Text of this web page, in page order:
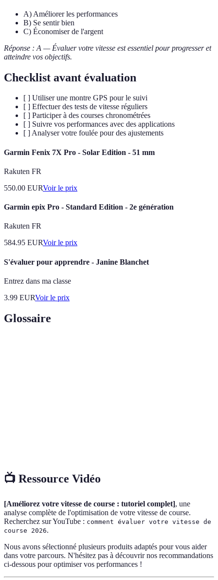
A) Améliorer les performances
B) Se sentir bien
C) Économiser de l'argent
Réponse : A — Évaluer votre vitesse est essentiel pour progresser et
atteindre vos objectifs.
Checklist avant évaluation
[ ] Utiliser une montre GPS pour le suivi
[ ] Effectuer des tests de vitesse réguliers
[ ] Participer à des courses chronométrées
[ ] Suivre vos performances avec des applications
[ ] Analyser votre foulée pour des ajustements
Garmin Fenix 7X Pro - Solar Edition - 51 mm
Rakuten FR
550.00 EURVoir le prix
Garmin epix Pro - Standard Edition - 2e génération
Rakuten FR
584.95 EURVoir le prix
S'évaluer pour apprendre - Janine Blanchet
Entrez dans ma classe
3.99 EURVoir le prix
Glossaire
📺 Ressource Vidéo
[Améliorez votre vitesse de course : tutoriel complet], une
analyse complète de l'optimisation de votre vitesse de course.
Recherchez sur YouTube : comment évaluer votre vitesse de
course 2026.
Nous avons sélectionné plusieurs produits adaptés pour vous aider
dans votre parcours. N'hésitez pas à découvrir nos recommandations
ci-dessous pour optimiser vos performances !